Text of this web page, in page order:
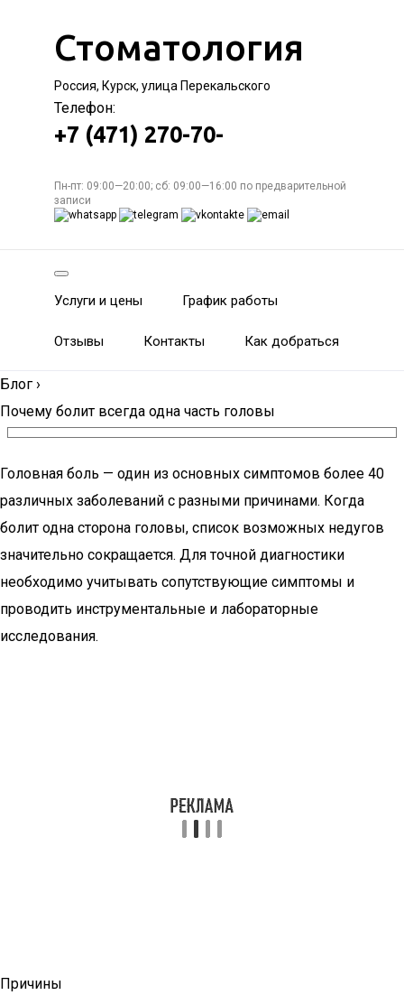
Стоматология
Россия, Курск, улица Перекальского
Телефон:
+7 (471) 270-70-
Пн-пт: 09:00—20:00; сб: 09:00—16:00 по предварительной
записи
Услуги и цены График работы
Отзывы Контакты Как добраться
Блог ›
Почему болит всегда одна часть головы
Головная боль — один из основных симптомов более 40
различных заболеваний с разными причинами. Когда
болит одна сторона головы, список возможных недугов
значительно сокращается. Для точной диагностики
необходимо учитывать сопутствующие симптомы и
проводить инструментальные и лабораторные
исследования.
Причины